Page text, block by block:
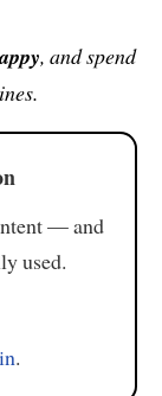
, and spend
— and
used.
.